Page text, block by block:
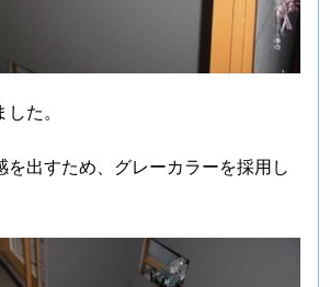
た。
を出すため、グレーカラーを採用し